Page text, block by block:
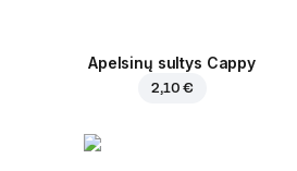
Apelsinų sultys Cappy
2,10 €